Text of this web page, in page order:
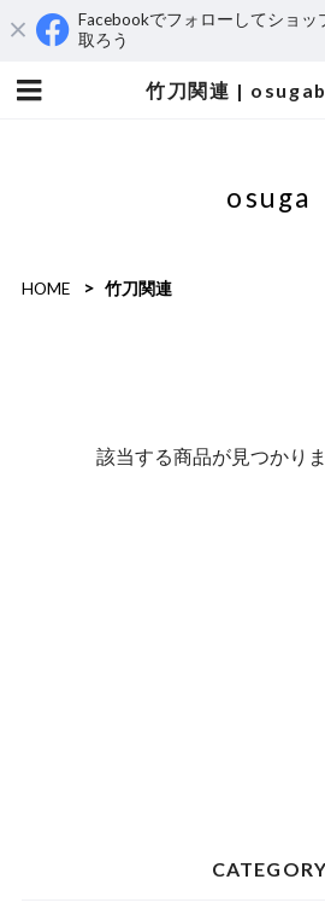
Facebookでフォローしてショッ
取ろう
竹刀関連 |
osuga
HOME 竹刀関連
該当する商品が見つかり
CATEGORY